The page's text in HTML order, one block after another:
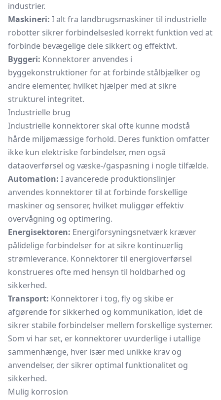
industrier.
Maskineri: I alt fra landbrugsmaskiner til industrielle
robotter sikrer forbindelsesled korrekt funktion ved at
forbinde bevægelige dele sikkert og effektivt.
Byggeri: Konnektorer anvendes i
byggekonstruktioner for at forbinde stålbjælker og
andre elementer, hvilket hjælper med at sikre
strukturel integritet.
Industrielle brug
Industrielle konnektorer skal ofte kunne modstå
hårde miljømæssige forhold. Deres funktion omfatter
ikke kun elektriske forbindelser, men også
dataoverførsel og væske-/gaspasning i nogle tilfælde.
Automation: I avancerede produktionslinjer
anvendes konnektorer til at forbinde forskellige
maskiner og sensorer, hvilket muliggør effektiv
overvågning og optimering.
Energisektoren: Energiforsyningsnetværk kræver
pålidelige forbindelser for at sikre kontinuerlig
strømleverance. Konnektorer til energioverførsel
konstrueres ofte med hensyn til holdbarhed og
sikkerhed.
Transport: Konnektorer i tog, fly og skibe er
afgørende for sikkerhed og kommunikation, idet de
sikrer stabile forbindelser mellem forskellige systemer.
Som vi har set, er konnektorer uvurderlige i utallige
sammenhænge, hver især med unikke krav og
anvendelser, der sikrer optimal funktionalitet og
sikkerhed.
Mulig korrosion